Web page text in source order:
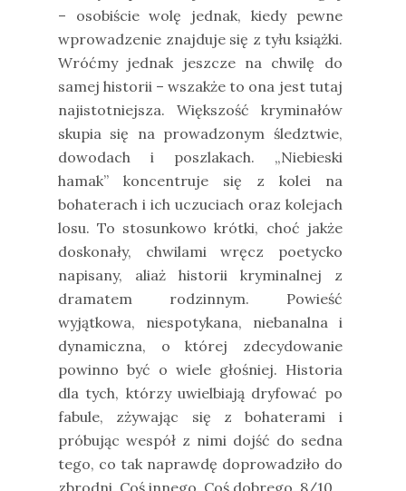
– osobiście wolę jednak, kiedy pewne
wprowadzenie znajduje się z tyłu książki.
Wróćmy jednak jeszcze na chwilę do
samej historii – wszakże to ona jest tutaj
najistotniejsza. Większość kryminałów
skupia się na prowadzonym śledztwie,
dowodach i poszlakach. „Niebieski
hamak” koncentruje się z kolei na
bohaterach i ich uczuciach oraz kolejach
losu. To stosunkowo krótki, choć jakże
doskonały, chwilami wręcz poetycko
napisany, aliaż historii kryminalnej z
dramatem rodzinnym. Powieść
wyjątkowa, niespotykana, niebanalna i
dynamiczna, o której zdecydowanie
powinno być o wiele głośniej. Historia
dla tych, którzy uwielbiają dryfować po
fabule, zżywając się z bohaterami i
próbując wespół z nimi dojść do sedna
tego, co tak naprawdę doprowadziło do